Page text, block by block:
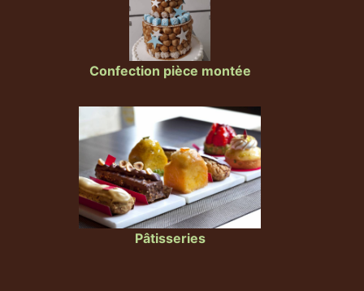
Confection pièce montée
Pâtisseries